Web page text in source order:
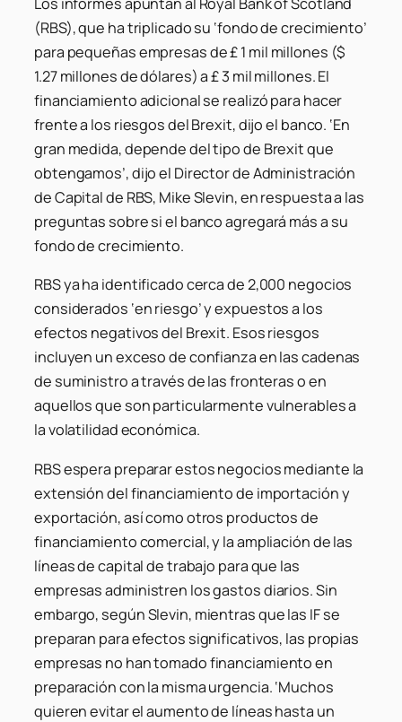
(RBS), que ha triplicado su ‘fondo de crecimiento’
para pequeñas empresas de £ 1 mil millones ($
1.27 millones de dólares) a £ 3 mil millones. El
financiamiento adicional se realizó para hacer
frente a los riesgos del Brexit, dijo el banco. ‘En
gran medida, depende del tipo de Brexit que
obtengamos’, dijo el Director de Administración
de Capital de RBS, Mike Slevin, en respuesta a las
preguntas sobre si el banco agregará más a su
fondo de crecimiento.
RBS ya ha identificado cerca de 2,000 negocios
considerados ‘en riesgo’ y expuestos a los
efectos negativos del Brexit. Esos riesgos
incluyen un exceso de confianza en las cadenas
de suministro a través de las fronteras o en
aquellos que son particularmente vulnerables a
la volatilidad económica.
RBS espera preparar estos negocios mediante la
extensión del financiamiento de importación y
exportación, así como otros productos de
financiamiento comercial, y la ampliación de las
líneas de capital de trabajo para que las
empresas administren los gastos diarios. Sin
embargo, según Slevin, mientras que las IF se
preparan para efectos significativos, las propias
empresas no han tomado financiamiento en
preparación con la misma urgencia. ‘Muchos
quieren evitar el aumento de líneas hasta un